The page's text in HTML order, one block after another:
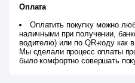
Оплата
Оплатить покупку можно
наличными при получении,
водителю) или по QR-коду как
Мы сделали процесс оплаты
было комфортно совершать